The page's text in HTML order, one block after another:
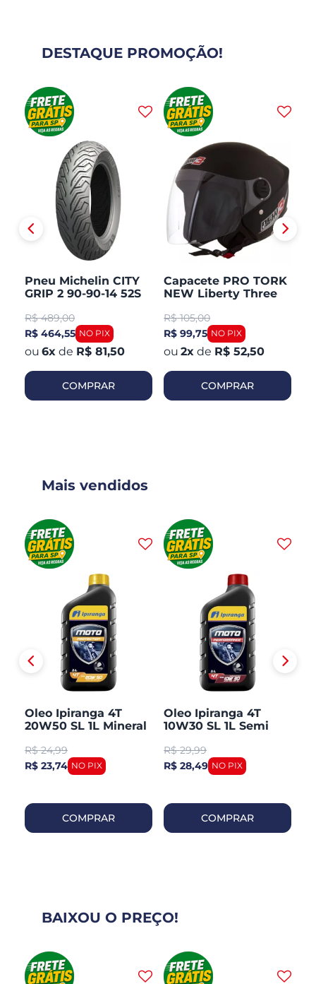
DESTAQUE PROMOÇÃO!
Pneu Michelin CITY
GRIP 2 90-90-14 52S
Dianteiro
R$ 489,00
R$ 464,55
6x de R$ 81,50
COMPRAR
Capacete PRO TORK
NEW Liberty Three
R$ 105,00
R$ 99,75
2x de R$ 52,50
COMPRAR
Mais vendidos
Oleo Ipiranga 4T
20W50 SL 1L Mineral
R$ 24,99
R$ 23,74
COMPRAR
Oleo Ipiranga 4T
10W30 SL 1L Semi
R$ 29,99
R$ 28,49
COMPRAR
BAIXOU O PREÇO!